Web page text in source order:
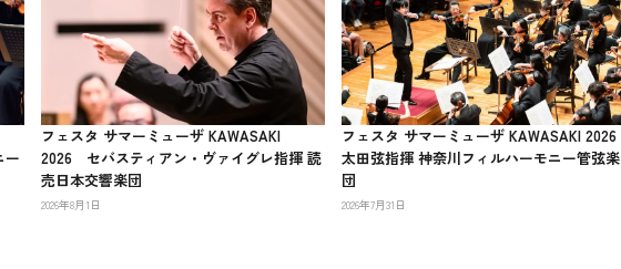
ー
フェスタ サマーミューザ KAWASAKI
2026 セバスティアン・ヴァイグレ指揮 読
売日本交響楽団
2026年8月1日
フェスタ サマーミューザ KAWASAKI 2026
太田弦指揮 神奈川フィルハーモニー管弦楽
団
2026年7月31日